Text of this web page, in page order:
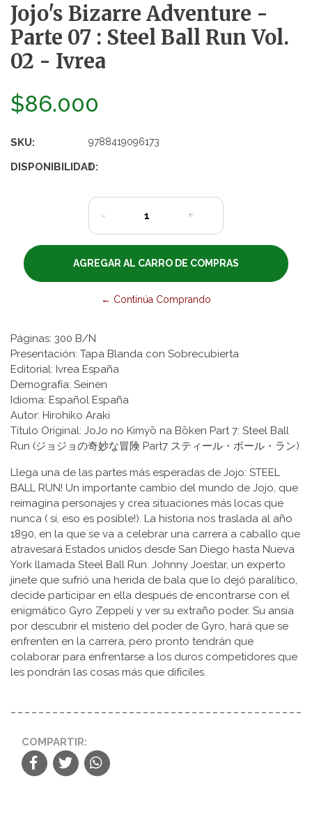
Jojo's Bizarre Adventure -
Parte 07 : Steel Ball Run Vol.
02 - Ivrea
$86.000
SKU: 9788419096173
DISPONIBILIDAD:
1
- +
← Continúa Comprando
Páginas: 300 B/N
Presentación: Tapa Blanda con Sobrecubierta
Editorial: Ivrea España
Demografía: Seinen
Idioma: Español España
Autor: Hirohiko Araki
Título Original: JoJo no Kimyō na Bōken Part 7: Steel Ball
Run (ジョジョの奇妙な冒険 Part7 スティール・ボール・ラン)
Llega una de las partes más esperadas de Jojo: STEEL
BALL RUN! Un importante cambio del mundo de Jojo, que
reimagina personajes y crea situaciones más locas que
nunca ( sí, eso es posible!). La historia nos traslada al año
1890, en la que se va a celebrar una carrera a caballo que
atravesará Estados unidos desde San Diego hasta Nueva
York llamada Steel Ball Run. Johnny Joestar, un experto
jinete que sufrió una herida de bala que lo dejó paralítico,
decide participar en ella después de encontrarse con el
enigmático Gyro Zeppeli y ver su extraño poder. Su ansia
por descubrir el misterio del poder de Gyro, hará que se
enfrenten en la carrera, pero pronto tendrán que
colaborar para enfrentarse a los duros competidores que
les pondrán las cosas más que difíciles.
COMPARTIR: